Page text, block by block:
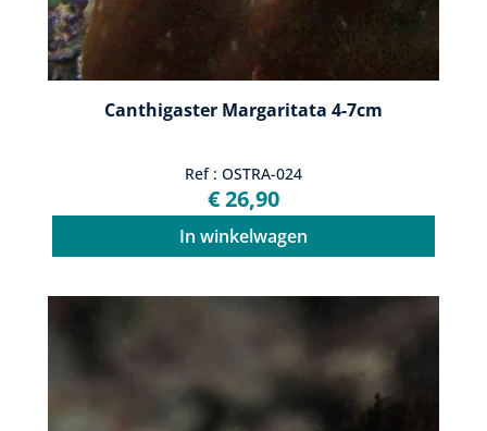
Canthigaster Margaritata 4-7cm
Ref : OSTRA-024
€ 26,90
In winkelwagen